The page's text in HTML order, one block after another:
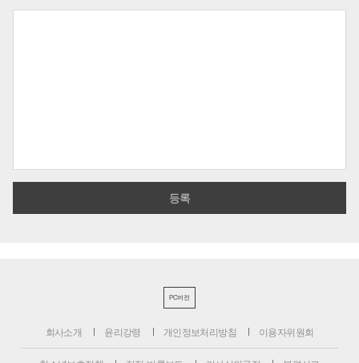
PC버전
회사소개 윤리강령 개인정보처리방침 이용자위원회